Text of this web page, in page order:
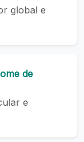
global e
de
e